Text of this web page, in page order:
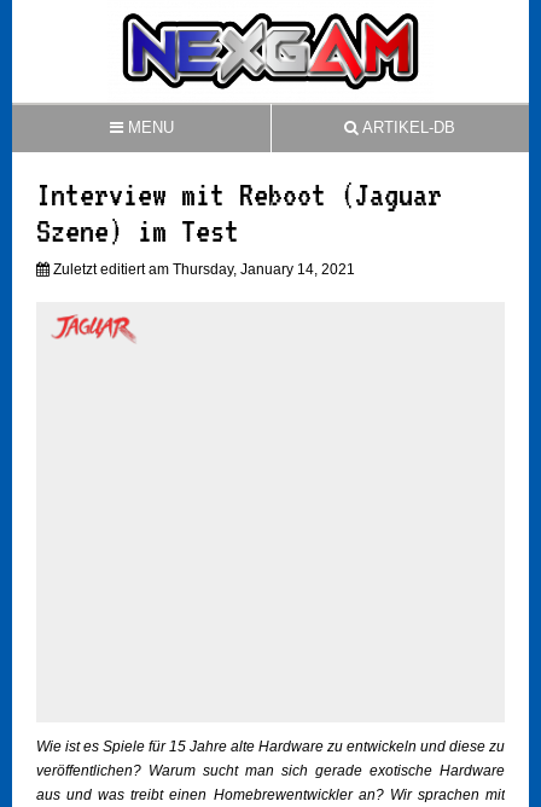
MENU ARTIKEL-DB
Interview mit Reboot (Jaguar
Szene) im Test
Zuletzt editiert am Thursday, January 14, 2021
Wie ist es Spiele für 15 Jahre alte Hardware zu entwickeln und diese zu
veröffentlichen? Warum sucht man sich gerade exotische Hardware
aus und was treibt einen Homebrewentwickler an? Wir sprachen mit